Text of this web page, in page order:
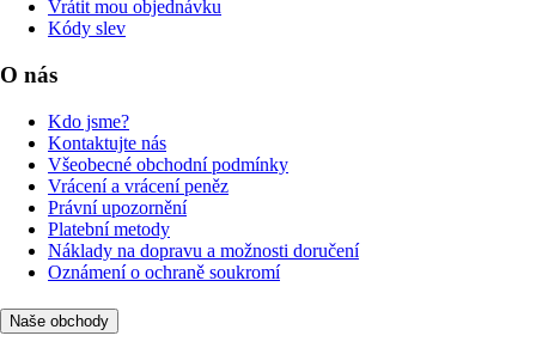
Vrátit mou objednávku
Kódy slev
O nás
Kdo jsme?
Kontaktujte nás
Všeobecné obchodní podmínky
Vrácení a vrácení peněz
Právní upozornění
Platební metody
Náklady na dopravu a možnosti doručení
Oznámení o ochraně soukromí
Naše obchody